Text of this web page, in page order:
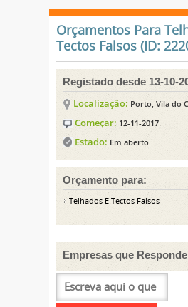
Orçamentos Para
Tectos Falsos (ID:
Registado desde 13-10-
Localização: Porto, Vila do
Começar: 12-11-2017
Estado: Em aberto
Orçamento para:
Telhados E Tectos Falsos
Empresas que